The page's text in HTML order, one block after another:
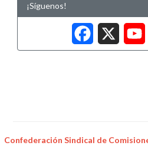
¡Síguenos!
X
Confederación Sindical de